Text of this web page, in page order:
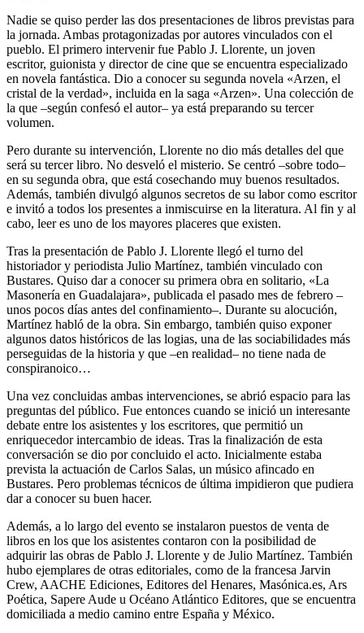
Nadie se quiso perder las dos presentaciones de libros previstas para
la jornada. Ambas protagonizadas por autores vinculados con el
pueblo. El primero intervenir fue Pablo J. Llorente, un joven
escritor, guionista y director de cine que se encuentra especializado
en novela fantástica. Dio a conocer su segunda novela «Arzen, el
cristal de la verdad», incluida en la saga «Arzen». Una colección de
la que –según confesó el autor– ya está preparando su tercer
volumen.
Pero durante su intervención, Llorente no dio más detalles del que
será su tercer libro. No desveló el misterio. Se centró –sobre todo–
en su segunda obra, que está cosechando muy buenos resultados.
Además, también divulgó algunos secretos de su labor como escritor
e invitó a todos los presentes a inmiscuirse en la literatura. Al fin y al
cabo, leer es uno de los mayores placeres que existen.
Tras la presentación de Pablo J. Llorente llegó el turno del
historiador y periodista Julio Martínez, también vinculado con
Bustares. Quiso dar a conocer su primera obra en solitario, «La
Masonería en Guadalajara», publicada el pasado mes de febrero –
unos pocos días antes del confinamiento–. Durante su alocución,
Martínez habló de la obra. Sin embargo, también quiso exponer
algunos datos históricos de las logias, una de las sociabilidades más
perseguidas de la historia y que –en realidad– no tiene nada de
conspiranoico…
Una vez concluidas ambas intervenciones, se abrió espacio para las
preguntas del público. Fue entonces cuando se inició un interesante
debate entre los asistentes y los escritores, que permitió un
enriquecedor intercambio de ideas. Tras la finalización de esta
conversación se dio por concluido el acto. Inicialmente estaba
prevista la actuación de Carlos Salas, un músico afincado en
Bustares. Pero problemas técnicos de última impidieron que pudiera
dar a conocer su buen hacer.
Además, a lo largo del evento se instalaron puestos de venta de
libros en los que los asistentes contaron con la posibilidad de
adquirir las obras de Pablo J. Llorente y de Julio Martínez. También
hubo ejemplares de otras editoriales, como de la francesa Jarvin
Crew, AACHE Ediciones, Editores del Henares, Masónica.es, Ars
Poética, Sapere Aude u Océano Atlántico Editores, que se encuentra
domiciliada a medio camino entre España y México.